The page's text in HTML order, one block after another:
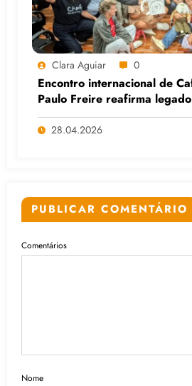
Clara Aguiar 0
Encontro internacional de
Paulo Freire reafirma
educador popular
28.04.2026
PUBLICAR COMENTÁRIO
Comentários
Nome